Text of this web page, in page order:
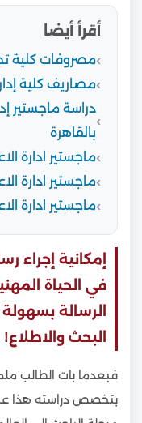
أقرأ أيضا
مصروفات كلية
مصاريف كلية
دراسة ماجستير
بالقاهرة
ماجستير ادارة
ماجستير ادارة
ماجستير ادارة
إمكانية إجراء
في الحياة
الرسالة
البحث والاطلاع!
فبعدما بات الطالب
بتخصص دراسته هذا عن